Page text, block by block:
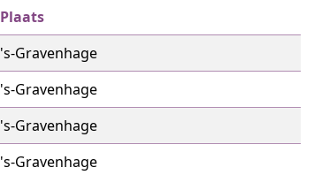
Plaats
's-Gravenhage
's-Gravenhage
's-Gravenhage
's-Gravenhage